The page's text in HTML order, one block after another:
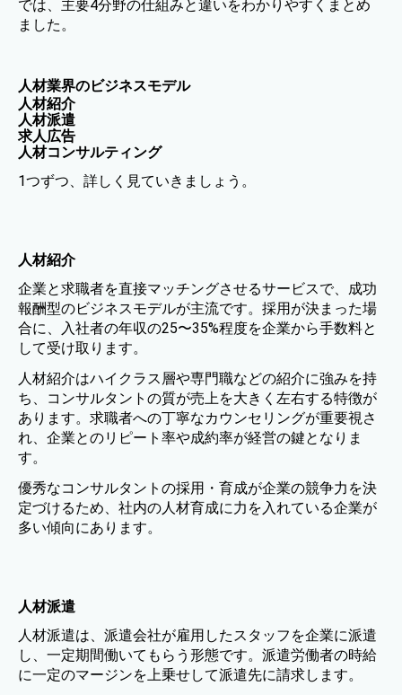
では、主要4分野の仕組みと違いをわかりやすくまとめ
ました。
人材業界のビジネスモデル
人材紹介
人材派遣
求人広告
人材コンサルティング
1つずつ、詳しく見ていきましょう。
人材紹介
企業と求職者を直接マッチングさせるサービスで、成功
報酬型のビジネスモデルが主流です。採用が決まった場
合に、入社者の年収の25〜35%程度を企業から手数料と
して受け取ります。
人材紹介はハイクラス層や専門職などの紹介に強みを持
ち、コンサルタントの質が売上を大きく左右する特徴が
あります。求職者への丁寧なカウンセリングが重要視さ
れ、企業とのリピート率や成約率が経営の鍵となりま
す。
優秀なコンサルタントの採用・育成が企業の競争力を決
定づけるため、社内の人材育成に力を入れている企業が
多い傾向にあります。
人材派遣
人材派遣は、派遣会社が雇用したスタッフを企業に派遣
し、一定期間働いてもらう形態です。派遣労働者の時給
に一定のマージンを上乗せして派遣先に請求します。